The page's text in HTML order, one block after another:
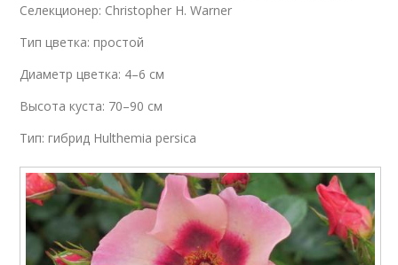
Селекционер: Christopher H. Warner
Тип цветка: простой
Диаметр цветка: 4–6 см
Высота куста: 70–90 см
Тип: гибрид Hulthemia persica